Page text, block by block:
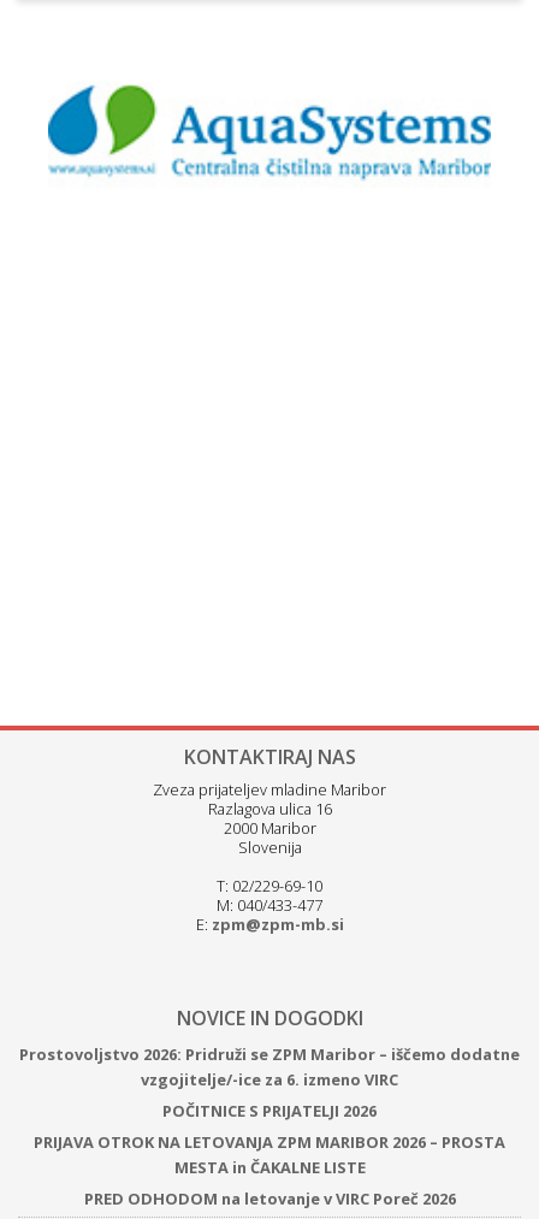
KONTAKTIRAJ NAS
Zveza prijateljev mladine Maribor
Razlagova ulica 16
2000 Maribor
Slovenija
T: 02/229-69-10
M: 040/433-477
E: zpm@zpm-mb.si
NOVICE IN DOGODKI
Prostovoljstvo 2026: Pridruži se ZPM Maribor – iščemo dodatne
vzgojitelje/-ice za 6. izmeno VIRC
POČITNICE S PRIJATELJI 2026
PRIJAVA OTROK NA LETOVANJA ZPM MARIBOR 2026 – PROSTA
MESTA in ČAKALNE LISTE
PRED ODHODOM na letovanje v VIRC Poreč 2026